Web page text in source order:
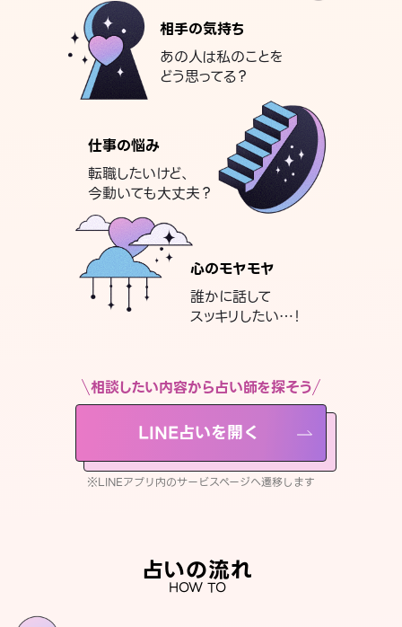
相手の気持ち
あの人は私のことを
どう思ってる？
仕事の悩み
転職したいけど、
今動いても大丈夫？
心のモヤモヤ
誰かに話して
スッキリしたい…！
相談したい内容から占い師を探そう
LINE占いを開く
※LINEアプリ内のサービスページへ遷移します
占いの流れ
HOW TO